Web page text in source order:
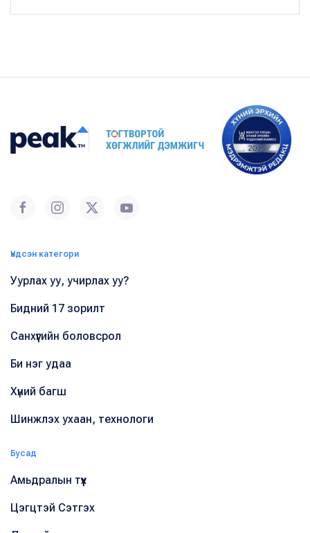
Үндсэн категори
Уурлах уу, учирлах уу?
Бидний 17 зорилт
Санхүүгийн боловсрол
Би нэг удаа
Хүний багш
Шинжлэх ухаан, технологи
Бусад
Амьдралын түүх
Цэгцтэй Сэтгэх